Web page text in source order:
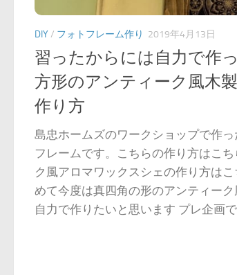
DIY/ フォトフレーム作り 2019年4月13日
習ったからには自力で作
方形のアンティーク風木
作り方
島忠ホームズのワークショップで作
フレームです。こちらの作り方はこ
ク風アロマワックスシェの作り方は
めて今度は真四角の形のアンティー
自力で作りたいと思います プレ企画